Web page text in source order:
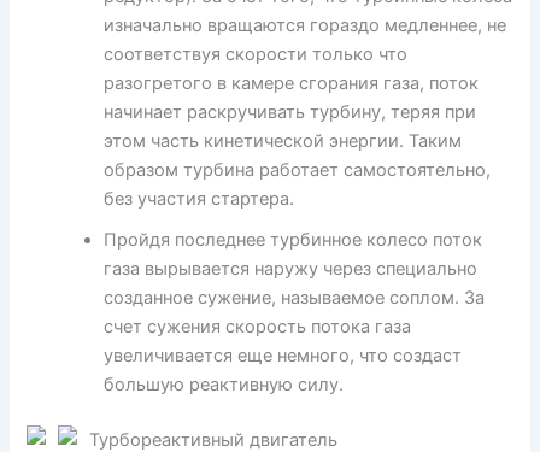
изначально вращаются гораздо медленнее, не
соответствуя скорости только что
разогретого в камере сгорания газа, поток
начинает раскручивать турбину, теряя при
этом часть кинетической энергии. Таким
образом турбина работает самостоятельно,
без участия стартера.
Пройдя последнее турбинное колесо поток
газа вырывается наружу через специально
созданное сужение, называемое соплом. За
счет сужения скорость потока газа
увеличивается еще немного, что создаст
большую реактивную силу.
Турбореактивный двигатель